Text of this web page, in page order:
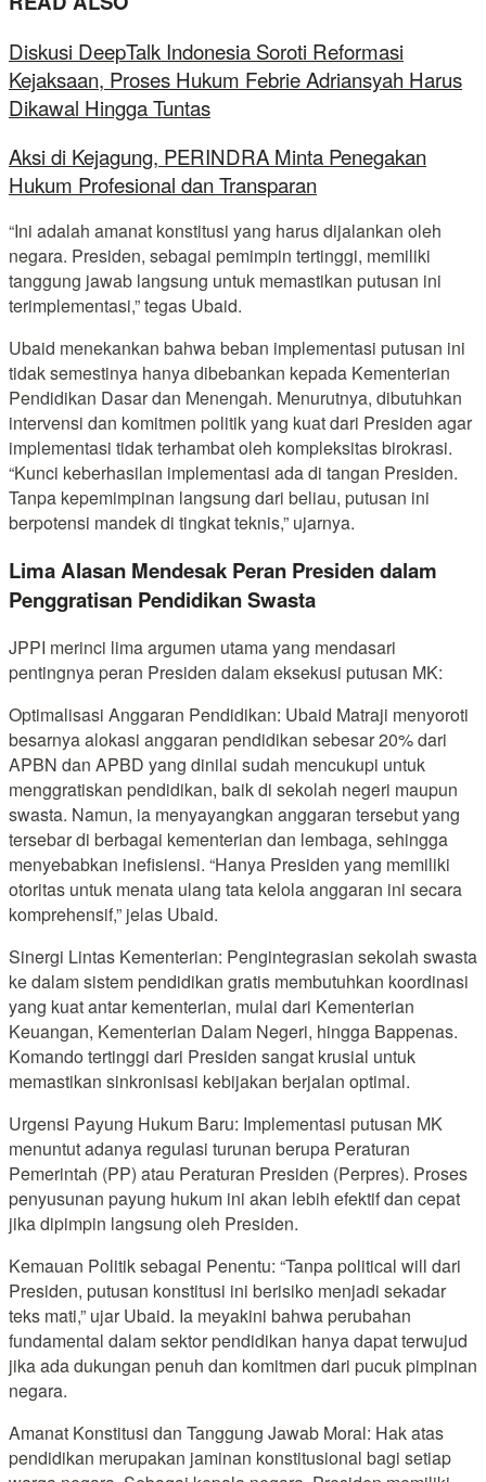
Diskusi DeepTalk Indonesia Soroti Reformasi
Kejaksaan, Proses Hukum Febrie Adriansyah Harus
Dikawal Hingga Tuntas
Aksi di Kejagung, PERINDRA Minta Penegakan
Hukum Profesional dan Transparan
“Ini adalah amanat konstitusi yang harus dijalankan oleh
negara. Presiden, sebagai pemimpin tertinggi, memiliki
tanggung jawab langsung untuk memastikan putusan ini
terimplementasi,” tegas Ubaid.
Ubaid menekankan bahwa beban implementasi putusan ini
tidak semestinya hanya dibebankan kepada Kementerian
Pendidikan Dasar dan Menengah. Menurutnya, dibutuhkan
intervensi dan komitmen politik yang kuat dari Presiden agar
implementasi tidak terhambat oleh kompleksitas birokrasi.
“Kunci keberhasilan implementasi ada di tangan Presiden.
Tanpa kepemimpinan langsung dari beliau, putusan ini
berpotensi mandek di tingkat teknis,” ujarnya.
Lima Alasan Mendesak Peran Presiden dalam
Penggratisan Pendidikan Swasta
JPPI merinci lima argumen utama yang mendasari
pentingnya peran Presiden dalam eksekusi putusan MK:
Optimalisasi Anggaran Pendidikan: Ubaid Matraji menyoroti
besarnya alokasi anggaran pendidikan sebesar 20% dari
APBN dan APBD yang dinilai sudah mencukupi untuk
menggratiskan pendidikan, baik di sekolah negeri maupun
swasta. Namun, ia menyayangkan anggaran tersebut yang
tersebar di berbagai kementerian dan lembaga, sehingga
menyebabkan inefisiensi. “Hanya Presiden yang memiliki
otoritas untuk menata ulang tata kelola anggaran ini secara
komprehensif,” jelas Ubaid.
Sinergi Lintas Kementerian: Pengintegrasian sekolah swasta
ke dalam sistem pendidikan gratis membutuhkan koordinasi
yang kuat antar kementerian, mulai dari Kementerian
Keuangan, Kementerian Dalam Negeri, hingga Bappenas.
Komando tertinggi dari Presiden sangat krusial untuk
memastikan sinkronisasi kebijakan berjalan optimal.
Urgensi Payung Hukum Baru: Implementasi putusan MK
menuntut adanya regulasi turunan berupa Peraturan
Pemerintah (PP) atau Peraturan Presiden (Perpres). Proses
penyusunan payung hukum ini akan lebih efektif dan cepat
jika dipimpin langsung oleh Presiden.
Kemauan Politik sebagai Penentu: “Tanpa political will dari
Presiden, putusan konstitusi ini berisiko menjadi sekadar
teks mati,” ujar Ubaid. Ia meyakini bahwa perubahan
fundamental dalam sektor pendidikan hanya dapat terwujud
jika ada dukungan penuh dan komitmen dari pucuk pimpinan
negara.
Amanat Konstitusi dan Tanggung Jawab Moral: Hak atas
pendidikan merupakan jaminan konstitusional bagi setiap